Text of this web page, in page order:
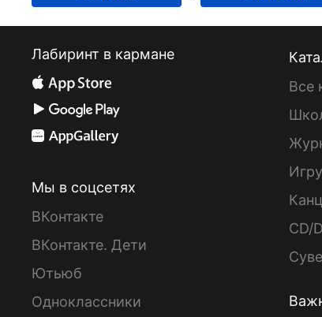
Лабиринт в кармане
Мы в соцсетях
ВКонтакте
ВКонтакте. Дети
Ютьюб
Одноклассники
Все
CD/